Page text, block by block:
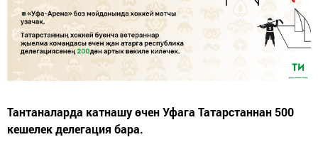
Тантаналарда катнашу өчен Уфага Татарстаннан 500
кешелек делегация бара.